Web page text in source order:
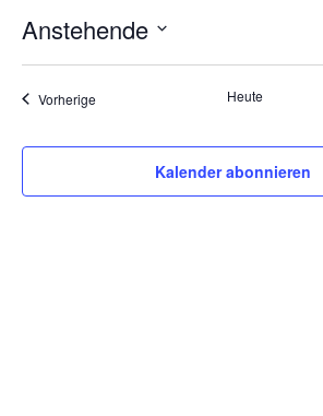
Anstehende
auswählen.
of
Photo
VorherigeVeranstaltungen Heute
Kalender abonnieren